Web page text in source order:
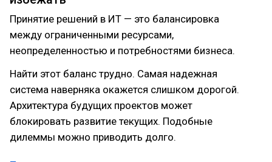
Принятие решений в ИТ — это балансировка
между ограниченными ресурсами,
неопределенностью и потребностями бизнеса.
Найти этот баланс трудно. Самая надежная
система наверняка окажется слишком дорогой.
Архитектура будущих проектов может
блокировать развитие текущих. Подобные
дилеммы можно приводить долго.